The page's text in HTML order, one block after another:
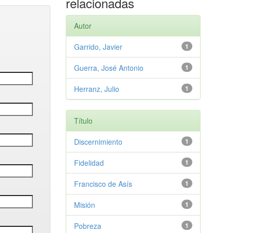
Autor
1
Garrido, Javier
1
Guerra, José Antonio
1
Herranz, Julio
Título
1
Discernimiento
1
Fidelidad
1
Francisco de Asís
1
Misión
1
Pobreza